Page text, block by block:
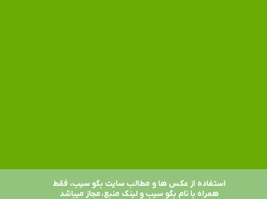
استفاده از عکس ها و مطالب سایت بگو سیب، فقط
همراه با نام بگو سیب و لینک منبع، مجاز میباشد